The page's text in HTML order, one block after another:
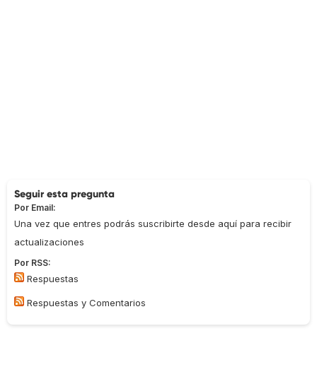
Seguir esta pregunta
Por Email:
Una vez que entres podrás suscribirte desde aquí para recibir
actualizaciones
Por RSS:
Respuestas
Respuestas y Comentarios